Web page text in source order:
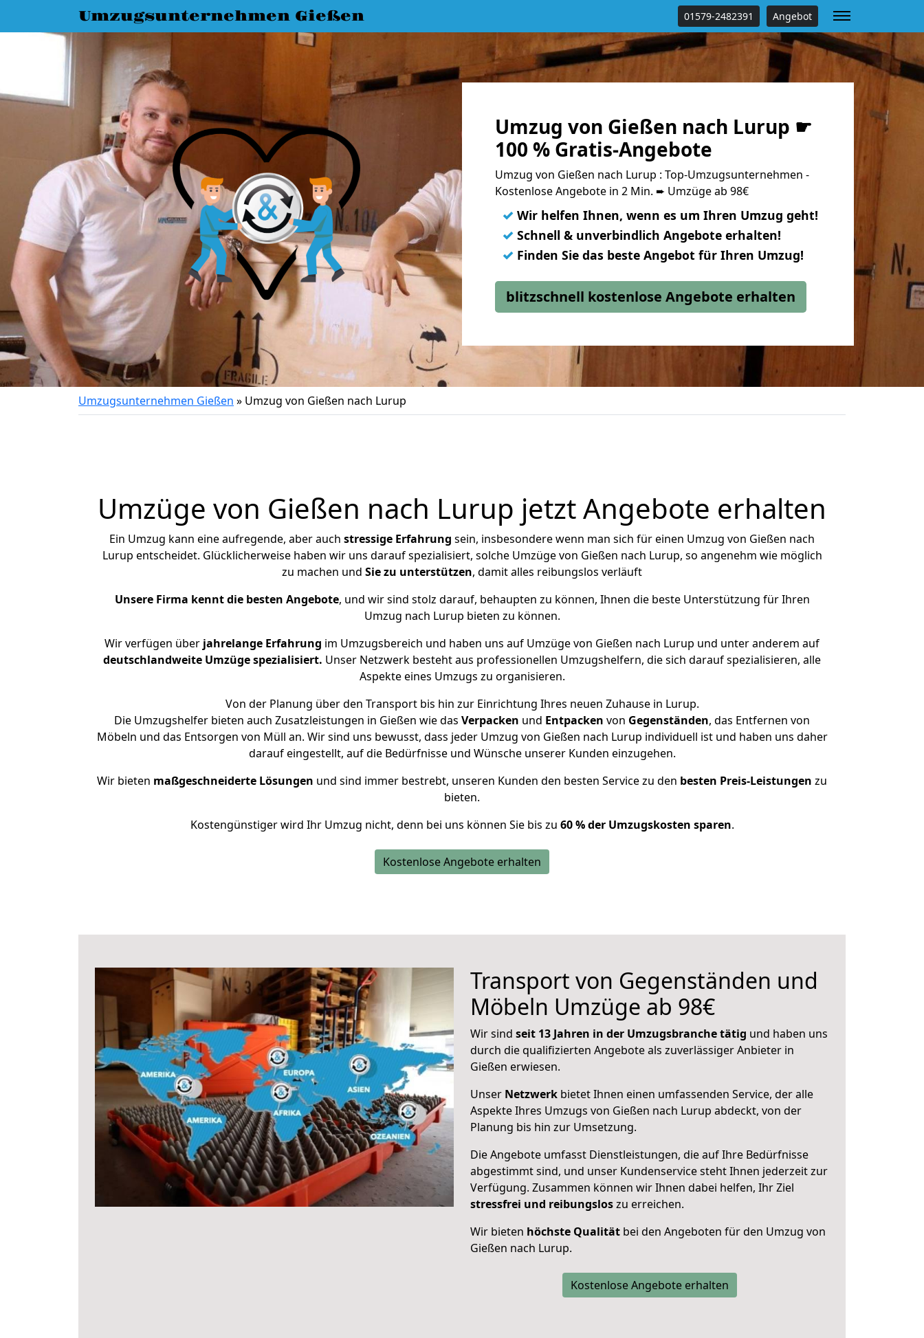
Umzugsunternehmen Gießen 01579-2482391 Angebot
Umzug von Gießen nach Lurup ☛
100 % Gratis-Angebote
Umzug von Gießen nach Lurup : Top-Umzugsunternehmen -
Kostenlose Angebote in 2 Min. ➨ Umzüge ab 98€
✓ Wir helfen Ihnen, wenn es um Ihren Umzug geht!
✓ Schnell & unverbindlich Angebote erhalten!
✓ Finden Sie das beste Angebot für Ihren Umzug!
blitzschnell kostenlose Angebote erhalten
Umzugsunternehmen Gießen » Umzug von Gießen nach Lurup
Umzüge von Gießen nach Lurup jetzt Angebote erhalten
Ein Umzug kann eine aufregende, aber auch stressige Erfahrung sein, insbesondere wenn man sich für einen Umzug von Gießen nach
Lurup entscheidet. Glücklicherweise haben wir uns darauf spezialisiert, solche Umzüge von Gießen nach Lurup, so angenehm wie möglich
zu machen und Sie zu unterstützen, damit alles reibungslos verläuft
Unsere Firma kennt die besten Angebote, und wir sind stolz darauf, behaupten zu können, Ihnen die beste Unterstützung für Ihren
Umzug nach Lurup bieten zu können.
Wir verfügen über jahrelange Erfahrung im Umzugsbereich und haben uns auf Umzüge von Gießen nach Lurup und unter anderem auf
deutschlandweite Umzüge spezialisiert. Unser Netzwerk besteht aus professionellen Umzugshelfern, die sich darauf spezialisieren, alle
Aspekte eines Umzugs zu organisieren.
Von der Planung über den Transport bis hin zur Einrichtung Ihres neuen Zuhause in Lurup.
Die Umzugshelfer bieten auch Zusatzleistungen in Gießen wie das Verpacken und Entpacken von Gegenständen, das Entfernen von
Möbeln und das Entsorgen von Müll an. Wir sind uns bewusst, dass jeder Umzug von Gießen nach Lurup individuell ist und haben uns daher
darauf eingestellt, auf die Bedürfnisse und Wünsche unserer Kunden einzugehen.
Wir bieten maßgeschneiderte Lösungen und sind immer bestrebt, unseren Kunden den besten Service zu den besten Preis-Leistungen zu
bieten.
Kostengünstiger wird Ihr Umzug nicht, denn bei uns können Sie bis zu 60 % der Umzugskosten sparen.
Kostenlose Angebote erhalten
Transport von Gegenständen und
Möbeln Umzüge ab 98€
Wir sind seit 13 Jahren in der Umzugsbranche tätig und haben uns
durch die qualifizierten Angebote als zuverlässiger Anbieter in
Gießen erwiesen.
Unser Netzwerk bietet Ihnen einen umfassenden Service, der alle
Aspekte Ihres Umzugs von Gießen nach Lurup abdeckt, von der
Planung bis hin zur Umsetzung.
Die Angebote umfasst Dienstleistungen, die auf Ihre Bedürfnisse
abgestimmt sind, und unser Kundenservice steht Ihnen jederzeit zur
Verfügung. Zusammen können wir Ihnen dabei helfen, Ihr Ziel
stressfrei und reibungsloszu erreichen.
Wir bieten höchste Qualität bei den Angeboten für den Umzug von
Gießen nach Lurup.
Kostenlose Angebote erhalten